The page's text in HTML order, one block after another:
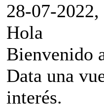
28-07-
Hola
Bienvenido
Data una
interés.